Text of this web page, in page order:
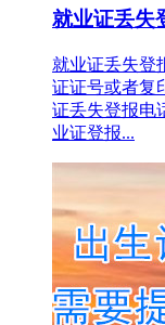
就业证丢失
就业证丢失登
证证号或者复
证丢失登报电
业证登报...